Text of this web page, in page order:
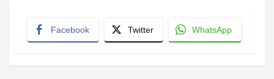
Facebook Twitter WhatsApp